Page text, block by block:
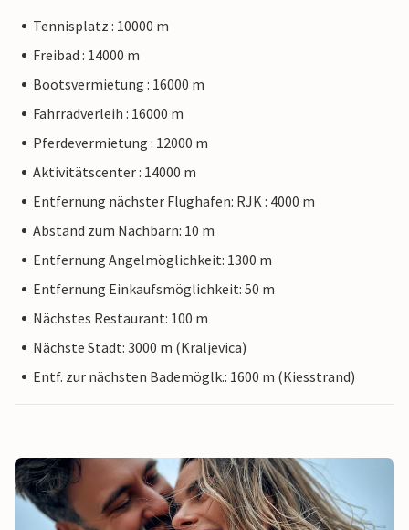
Tennisplatz : 10000 m
Freibad : 14000 m
Bootsvermietung : 16000 m
Fahrradverleih : 16000 m
Pferdevermietung : 12000 m
Aktivitätscenter : 14000 m
Entfernung nächster Flughafen: RJK : 4000 m
Abstand zum Nachbarn: 10 m
Entfernung Angelmöglichkeit: 1300 m
Entfernung Einkaufsmöglichkeit: 50 m
Nächstes Restaurant: 100 m
Nächste Stadt: 3000 m (Kraljevica)
Entf. zur nächsten Bademöglk.: 1600 m (Kiesstrand)